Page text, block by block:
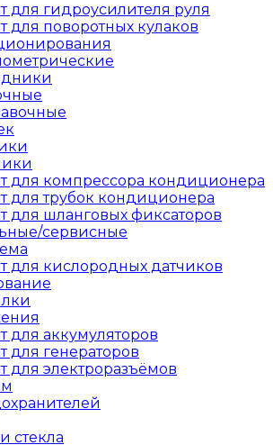
для гидроусилителя руля
для поворотных кулаков
для компрессора кондиционера
для трубок кондиционера
для шланговых фиксаторов
сервисные
для кислородных датчиков
для аккумуляторов
для генераторов
для электроразъёмов
стекла